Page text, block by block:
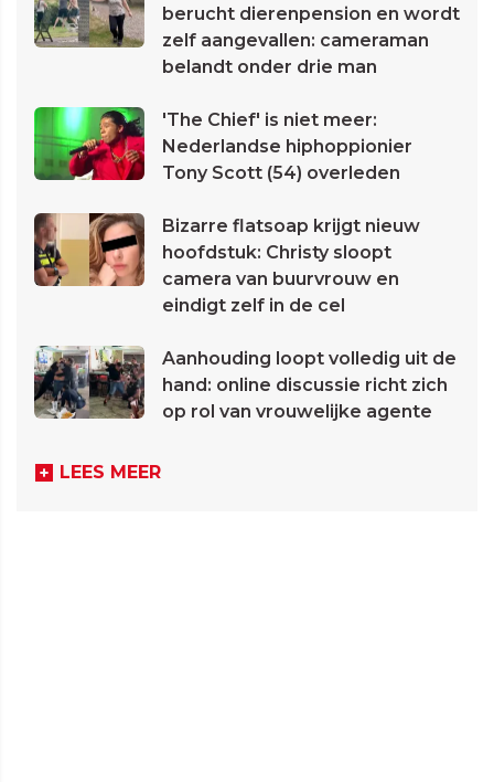
berucht dierenpension en wordt
zelf aangevallen: cameraman
belandt onder drie man
'The Chief' is niet meer:
Nederlandse hiphoppionier
Tony Scott (54) overleden
Bizarre flatsoap krijgt nieuw
hoofdstuk: Christy sloopt
camera van buurvrouw en
eindigt zelf in de cel
Aanhouding loopt volledig uit de
hand: online discussie richt zich
op rol van vrouwelijke agente
LEES MEER